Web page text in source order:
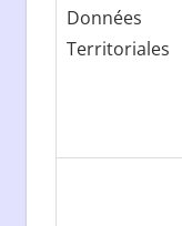
Données
Territoriales